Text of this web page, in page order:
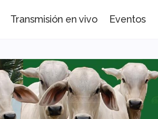
Transmisión en vivo Eventos